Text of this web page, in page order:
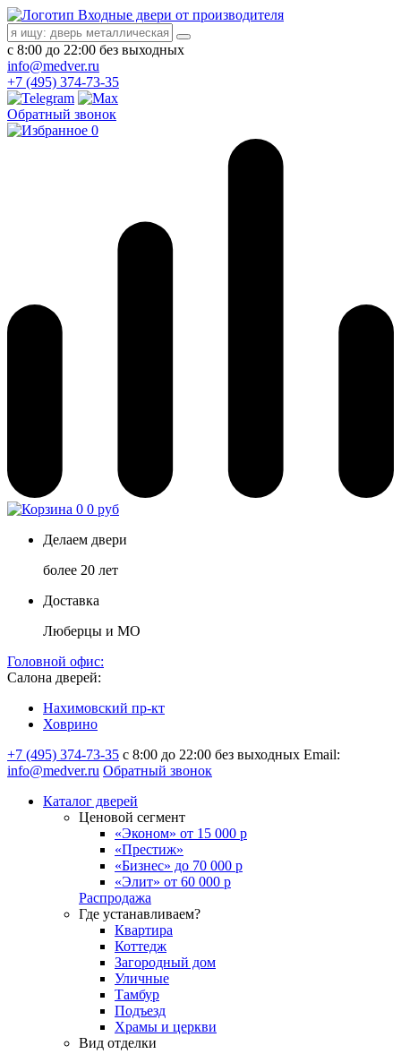
Входные двери от производителя
с 8:00 до 22:00 без выходных
info@medver.ru
+7 (495) 374-73-35
Обратный звонок
0
0 0 руб
Делаем двери
более 20 лет
Доставка
Люберцы и МО
Головной офис:
Салона дверей:
Нахимовский пр-кт
Ховрино
+7 (495) 374-73-35 с 8:00 до 22:00 без выходных Email:
info@medver.ru Обратный звонок
Каталог дверей
Ценовой сегмент
«Эконом» от 15 000 р
«Престиж»
«Бизнес» до 70 000 р
«Элит» от 60 000 р
Распродажа
Где устанавливаем?
Квартира
Коттедж
Загородный дом
Уличные
Тамбур
Подъезд
Храмы и церкви
Вид отделки